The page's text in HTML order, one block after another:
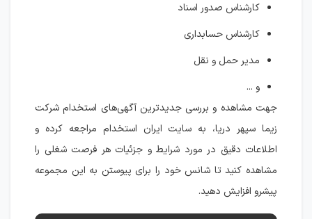
کارشناس صدور اسناد
کارشناس حسابداری
مدیر حمل و نقل
و ...
جهت مشاهده و بررسی جدیدترین آگهی‌های استخدام شرکت
زیما سپهر دریا، به سایت ایران استخدام مراجعه کرده و
اطلاعات دقیق در مورد شرایط و جزئیات هر فرصت شغلی را
مشاهده کنید تا شانس خود را برای پیوستن به این مجموعه
پیشرو افزایش دهید.